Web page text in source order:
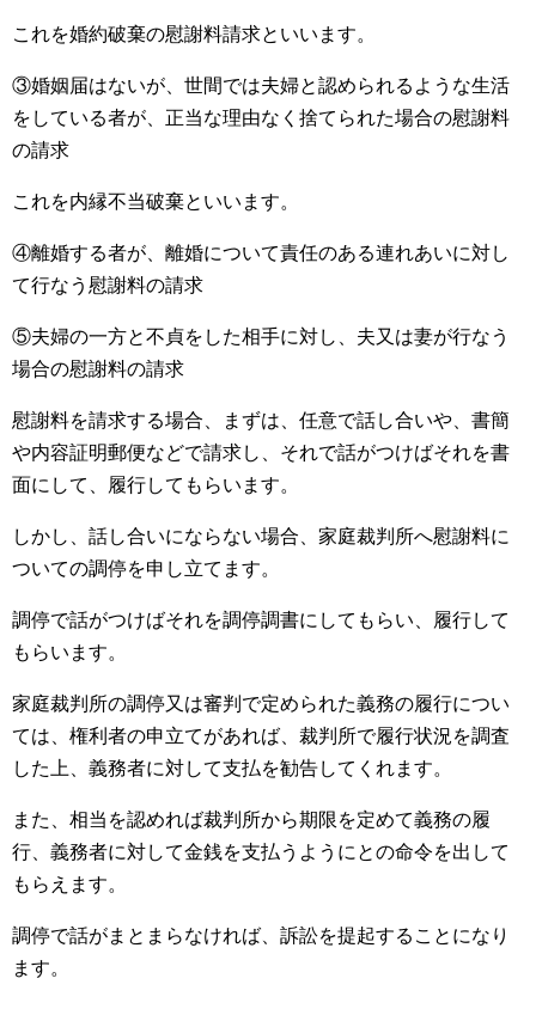
これを婚約破棄の慰謝料請求といいます。
③婚姻届はないが、世間では夫婦と認められるような生活
をしている者が、正当な理由なく捨てられた場合の慰謝料
の請求
これを内縁不当破棄といいます。
④離婚する者が、離婚について責任のある連れあいに対し
て行なう慰謝料の請求
⑤夫婦の一方と不貞をした相手に対し、夫又は妻が行なう
場合の慰謝料の請求
慰謝料を請求する場合、まずは、任意で話し合いや、書簡
や内容証明郵便などで請求し、それで話がつけばそれを書
面にして、履行してもらいます。
しかし、話し合いにならない場合、家庭裁判所へ慰謝料に
ついての調停を申し立てます。
調停で話がつけばそれを調停調書にしてもらい、履行して
もらいます。
家庭裁判所の調停又は審判で定められた義務の履行につい
ては、権利者の申立てがあれば、裁判所で履行状況を調査
した上、義務者に対して支払を勧告してくれます。
また、相当を認めれば裁判所から期限を定めて義務の履
行、義務者に対して金銭を支払うようにとの命令を出して
もらえます。
調停で話がまとまらなければ、訴訟を提起することになり
ます。